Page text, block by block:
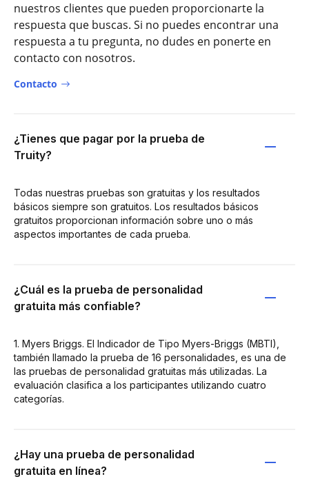
nuestros clientes que pueden proporcionarte la
respuesta que buscas. Si no puedes encontrar una
respuesta a tu pregunta, no dudes en ponerte en
contacto con nosotros.
Contacto
¿Tienes que pagar por la prueba de
Truity?
Todas nuestras pruebas son gratuitas y los resultados
básicos siempre son gratuitos. Los resultados básicos
gratuitos proporcionan información sobre uno o más
aspectos importantes de cada prueba.
¿Cuál es la prueba de personalidad
gratuita más confiable?
1. Myers Briggs. El Indicador de Tipo Myers-Briggs (MBTI),
también llamado la prueba de 16 personalidades, es una de
las pruebas de personalidad gratuitas más utilizadas. La
evaluación clasifica a los participantes utilizando cuatro
categorías.
¿Hay una prueba de personalidad
gratuita en línea?